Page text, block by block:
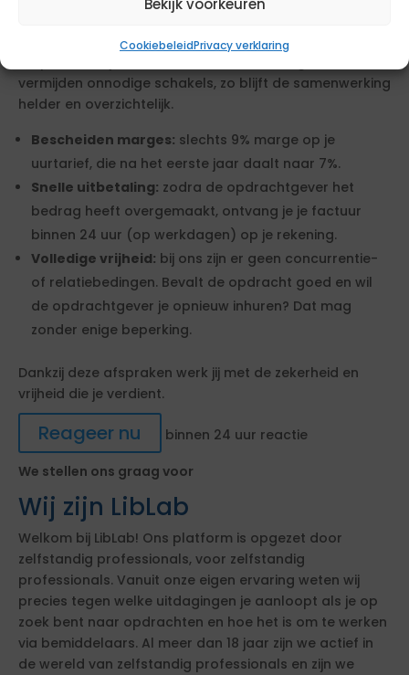
Bekijk voorkeuren
CookiebeleidPrivacy verklaring
3. Aan de slag!
Bij ons kun je rekenen op duidelijke en eerlijke
vermijden onnodige schakels, zo blijft de samenwerking
helder en overzichtelijk.
Bescheiden marges: slechts 9% marge op je
uurtarief, die na het eerste jaar daalt naar 7%.
Snelle uitbetaling: zodra de opdrachtgever het
bedrag heeft overgemaakt, ontvang je je factuur
binnen 24 uur (op werkdagen) op je rekening.
Volledige vrijheid: bij ons zijn er geen concurrentie-
of relatiebedingen. Bevalt de opdracht goed en wil
de opdrachtgever je opnieuw inhuren? Dat mag
zonder enige beperking.
Dankzij deze afspraken werk jij met de zekerheid en
vrijheid die je verdient.
Reageer nu
binnen 24 uur reactie
We stellen ons graag voor
Wij zijn LibLab
Welkom bij LibLab! Ons platform is opgezet door
zelfstandig professionals, voor zelfstandig
professionals. Vanuit onze eigen ervaring weten wij
precies tegen welke uitdagingen je aanloopt als je op
zoek bent naar opdrachten en hoe het is om te werken
via bemiddelaars. Al meer dan 18 jaar zijn we actief in
de wereld van zelfstandig professionals en zijn we